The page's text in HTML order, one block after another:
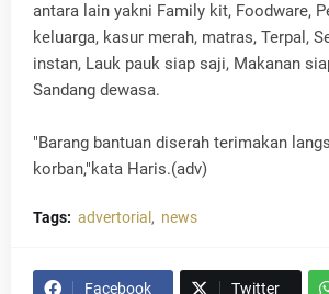
antara lain yakni Family kit, Foodware,
keluarga, kasur merah, matras, Terpal,
instan, Lauk pauk siap saji, Makanan
Sandang dewasa.
"Barang bantuan diserah terimakan
korban,"kata Haris.(adv)
Tags: advertorial news
Facebook Twitter